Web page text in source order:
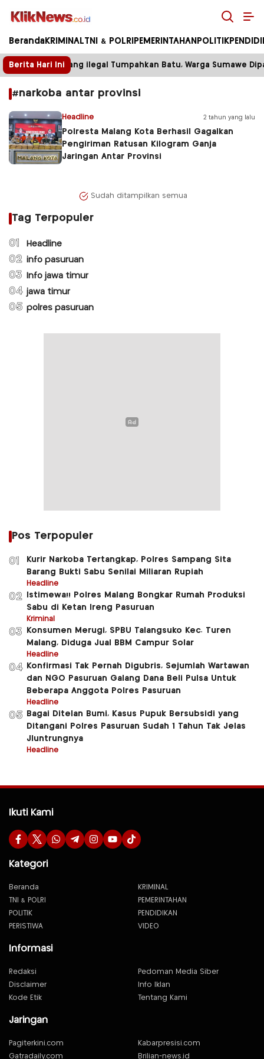
Kliknews.co.id
Beranda KRIMINAL TNI & POLRI PEMERINTAHAN POLITIK
Berita Hari Ini
Truk Tambang ilegal Tumpahkan Batu, Warga Sumawe
#narkoba antar provinsi
Headline 2 tahun yang lalu
Polresta Malang Kota Berhasil Gagalkan
Pengiriman Ratusan Kilogram Ganja
Jaringan Antar Provinsi
Sudah ditampilkan semua
Tag Terpopuler
01 Headline
02 info pasuruan
03 Info jawa timur
04 jawa timur
05 polres pasuruan
Pos Terpopuler
01
Kurir Narkoba Tertangkap, Polres Sampang Sita
Barang Bukti Sabu Senilai Miliaran Rupiah
Headline
02
Istimewa!! Polres Malang Bongkar Rumah Produksi
Sabu di Ketan Ireng Pasuruan
Kriminal
03
Konsumen Merugi, SPBU Talangsuko Kec. Turen
Malang, Diduga Jual BBM Campur Solar
Headline
04
Konfirmasi Tak Pernah Digubris, Sejumlah Wartawan
dan NGO Pasuruan Galang Dana Beli Pulsa Untuk
Beberapa Anggota Polres Pasuruan
Headline
05
Bagai Ditelan Bumi, Kasus Pupuk Bersubsidi yang
Ditangani Polres Pasuruan Sudah 1 Tahun Tak Jelas
Jluntrungnya
Headline
Ikuti Kami
Kategori
Beranda
KRIMINAL
TNI & POLRI
PEMERINTAHAN
POLITIK
PENDIDIKAN
PERISTIWA
VIDEO
Informasi
Redaksi
Pedoman Media Siber
Disclaimer
Info Iklan
Kode Etik
Tentang Kami
Jaringan
Pagiterkini.com
Kabarpresisi.com
Gatradaily.com
Brilian-news.id